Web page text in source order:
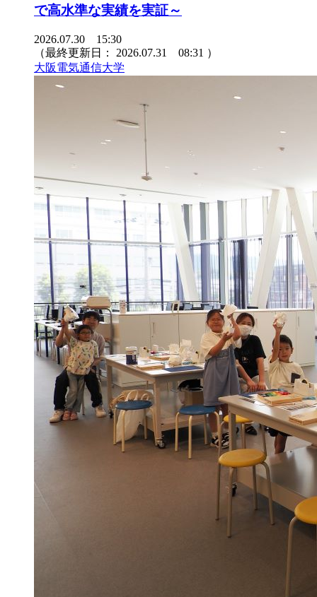
で高水準な実績を実証～
2026.07.30 15:30
（最終更新日： 2026.07.31 08:31 ）
大阪電気通信大学